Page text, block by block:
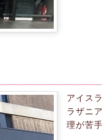
アイス
ラザニ
理が苦